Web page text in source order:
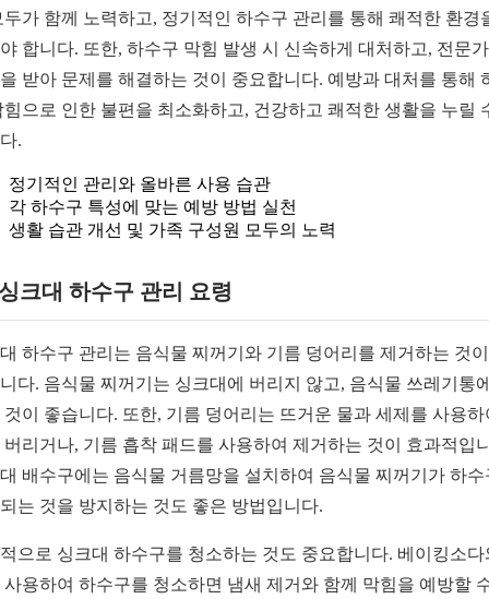
두가 함께 노력하고, 정기적인 하수구 관리를 통해 쾌적한 환경
합니다. 또한, 하수구 막힘 발생 시 신속하게 대처하고, 전문
받아 문제를 해결하는 것이 중요합니다. 예방과 대처를 통해
힘으로 인한 불편을 최소화하고, 건강하고 쾌적한 생활을 누릴
.
정기적인 관리와 올바른 사용 습관
각 하수구 특성에 맞는 예방 방법 실천
생활 습관 개선 및 가족 구성원 모두의 노력
크대 하수구 관리 요령
하수구 관리는 음식물 찌꺼기와 기름 덩어리를 제거하는 것
다. 음식물 찌꺼기는 싱크대에 버리지 않고, 음식물 쓰레기통
것이 좋습니다. 또한, 기름 덩어리는 뜨거운 물과 세제를 사용하
버리거나, 기름 흡착 패드를 사용하여 제거하는 것이 효과적입
배수구에는 음식물 거름망을 설치하여 음식물 찌꺼기가 하수
는 것을 방지하는 것도 좋은 방법입니다.
으로 싱크대 하수구를 청소하는 것도 중요합니다. 베이킹소다
사용하여 하수구를 청소하면 냄새 제거와 함께 막힘을 예방할